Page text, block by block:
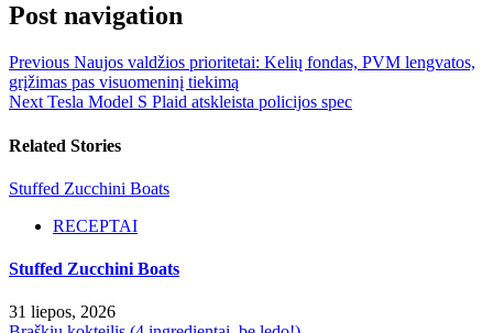
Post navigation
Previous Naujos valdžios prioritetai: Kelių fondas, PVM lengvatos,
grįžimas pas visuomeninį tiekimą
Next Tesla Model S Plaid atskleista policijos spec
Related Stories
Stuffed Zucchini Boats
RECEPTAI
Stuffed Zucchini Boats
31 liepos, 2026